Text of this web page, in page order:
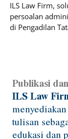
ILS Law Firm,
persoalan
di Pengadilan
Publikasi dan
ILS Law
tulisan
edukasi dan